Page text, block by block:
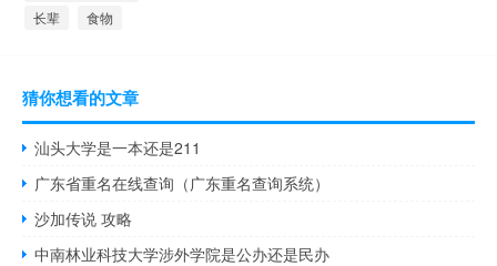
长辈 食物
猜你想看的文章
汕头大学是一本还是211
广东省重名在线查询（广东重名查询系统）
沙加传说 攻略
中南林业科技大学涉外学院是公办还是民办